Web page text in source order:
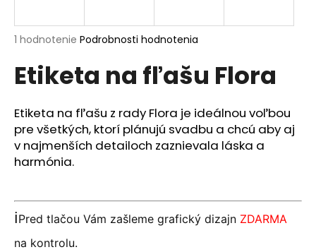
Priemerné
produktu
je
z
5
hviezdičiek.
1 hodnotenie Podrobnosti hodnotenia
Etiketa na fľašu Flora
Etiketa na fľašu z rady Flora je ideálnou voľbou
pre všetkých, ktorí plánujú svadbu a chcú aby aj
v najmenších detailoch zaznievala láska a
harmónia.
ℹ️Pred tlačou Vám zašleme grafický dizajn ZDARMA
na kontrolu.
j
ť
?
O
d